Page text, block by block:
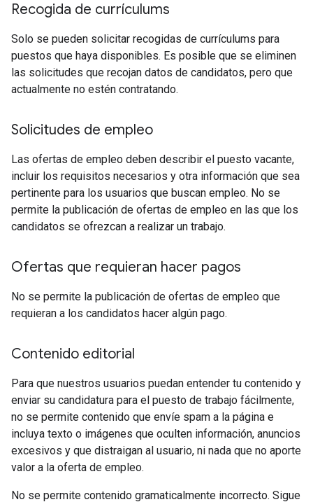
Recogida de currículums
Solo se pueden solicitar recogidas de currículums para
puestos que haya disponibles. Es posible que se eliminen
las solicitudes que recojan datos de candidatos, pero que
actualmente no estén contratando.
Solicitudes de empleo
Las ofertas de empleo deben describir el puesto vacante,
incluir los requisitos necesarios y otra información que sea
pertinente para los usuarios que buscan empleo. No se
permite la publicación de ofertas de empleo en las que los
candidatos se ofrezcan a realizar un trabajo.
Ofertas que requieran hacer pagos
No se permite la publicación de ofertas de empleo que
requieran a los candidatos hacer algún pago.
Contenido editorial
Para que nuestros usuarios puedan entender tu contenido y
enviar su candidatura para el puesto de trabajo fácilmente,
no se permite contenido que envíe spam a la página e
incluya texto o imágenes que oculten información, anuncios
excesivos y que distraigan al usuario, ni nada que no aporte
valor a la oferta de empleo.
No se permite contenido gramaticalmente incorrecto. Sigue